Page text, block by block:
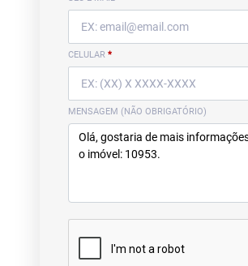
CELULAR *
MENSAGEM (NÃO OBRIGATÓRIO)